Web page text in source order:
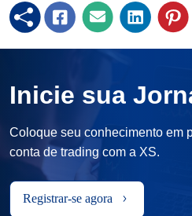
Inicie sua
Coloque seu conhecimento em
conta de trading com a XS.
Registrar-se agora